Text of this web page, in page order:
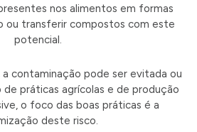
nos alimentos em formas
ou transferir compostos com este
potencial.
a contaminação pode ser evitada ou
práticas agrícolas e de produção
o foco das boas práticas é a
deste risco.